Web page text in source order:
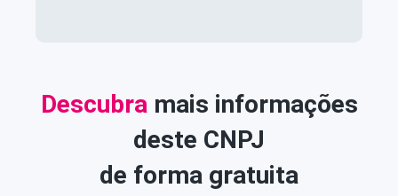
Descubra mais informações
deste CNPJ
de forma gratuita